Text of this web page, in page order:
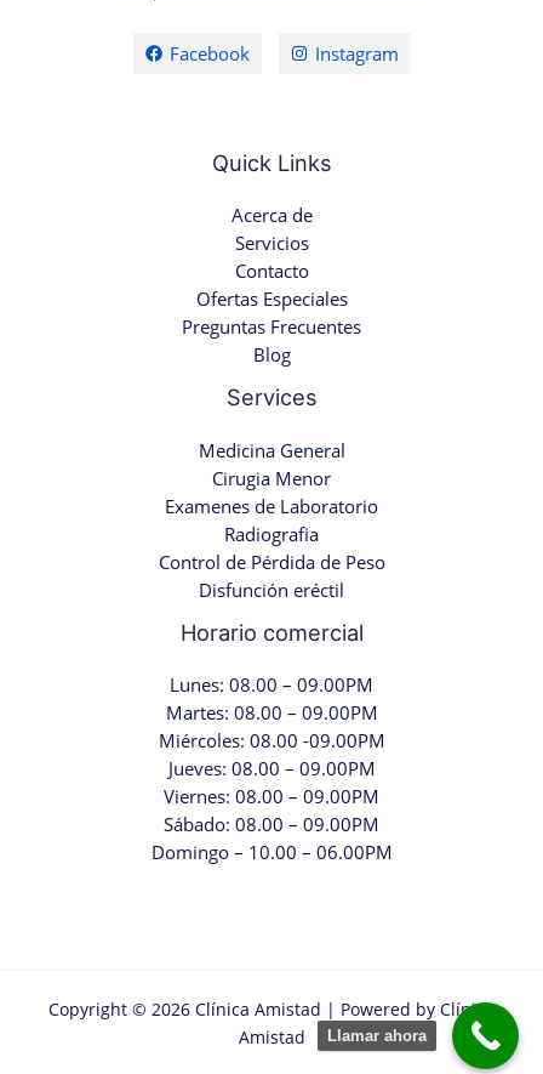
Facebook Instagram
Quick Links
Acerca de
Servicios
Contacto
Ofertas Especiales
Preguntas Frecuentes
Blog
Services
Medicina General
Cirugia Menor
Examenes de Laboratorio
Radiografia
Control de Pérdida de Peso
Disfunción eréctil
Horario comercial
Lunes: 08.00 – 09.00PM
Martes: 08.00 – 09.00PM
Miércoles: 08.00 -09.00PM
Jueves: 08.00 – 09.00PM
Viernes: 08.00 – 09.00PM
Sábado: 08.00 – 09.00PM
Domingo – 10.00 – 06.00PM
Copyright © 2026 Clínica Amistad | Powered by Clínica
Amistad
Llamar ahora